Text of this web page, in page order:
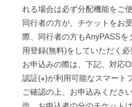
れる場合は必ず分配機能をご
同行者の方が、チケットをお
際、同行者の方もAnyPASSを
用登録(無料)をしていただく必
お申込みの際は、下記、対応
認証(※)が利用可能なスマート
ご確認の上、お申込みください